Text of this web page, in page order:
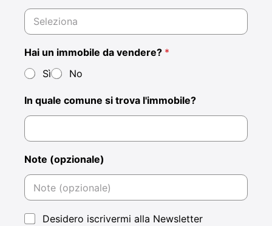
Hai un immobile da vendere? *
Sì
No
In quale comune si trova l'immobile?
Note (opzionale)
N
Desidero iscrivermi alla Newsletter